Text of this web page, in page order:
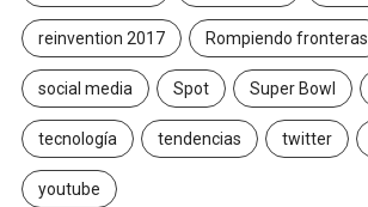
reinvention 2017 Rompiendo fronteras
social media Spot Super Bowl
tecnología tendencias twitter
youtube